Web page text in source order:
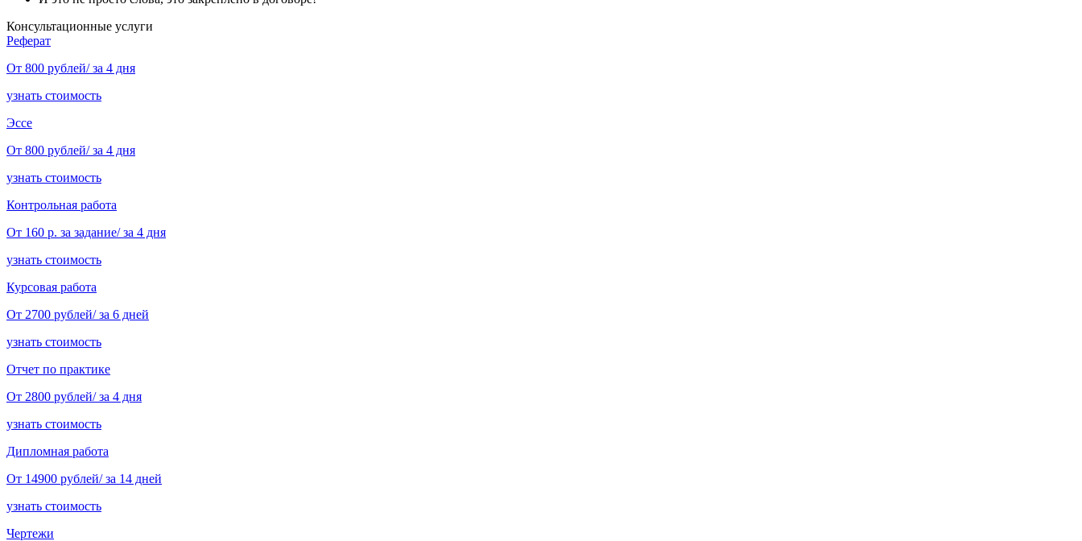
Консультационные услуги
Реферат
От 800 рублей/ за 4 дня
узнать стоимость
Эссе
От 800 рублей/ за 4 дня
узнать стоимость
Контрольная работа
От 160 р. за задание/ за 4 дня
узнать стоимость
Курсовая работа
От 2700 рублей/ за 6 дней
узнать стоимость
Отчет по практике
От 2800 рублей/ за 4 дня
узнать стоимость
Дипломная работа
От 14900 рублей/ за 14 дней
узнать стоимость
Чертежи